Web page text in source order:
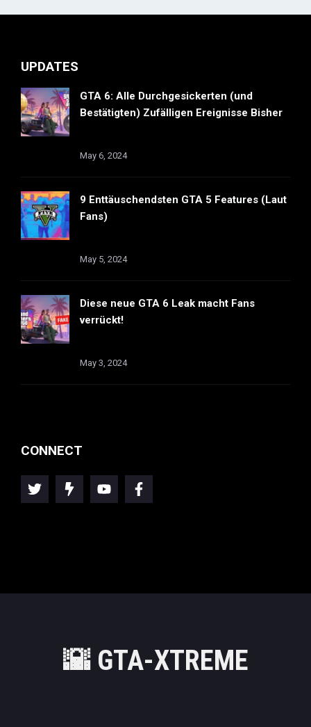
UPDATES
GTA 6: Alle Durchgesickerten (und
Bestätigten) Zufälligen Ereignisse Bisher
May 6, 2024
9 Enttäuschendsten GTA 5 Features (Laut
Fans)
May 5, 2024
Diese neue GTA 6 Leak macht Fans
verrückt!
May 3, 2024
CONNECT
🌇GTA-XTREME